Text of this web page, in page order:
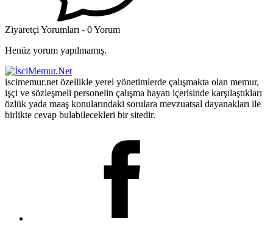
Ziyaretçi Yorumları - 0 Yorum
Henüz yorum yapılmamış.
iscimemur.net özellikle yerel yönetimlerde çalışmakta olan memur,
işçi ve sözleşmeli personelin çalışma hayatı içerisinde karşılaştıkları
özlük yada maaş konularındaki sorulara mevzuatsal dayanakları ile
birlikte cevap bulabilecekleri bir sitedir.